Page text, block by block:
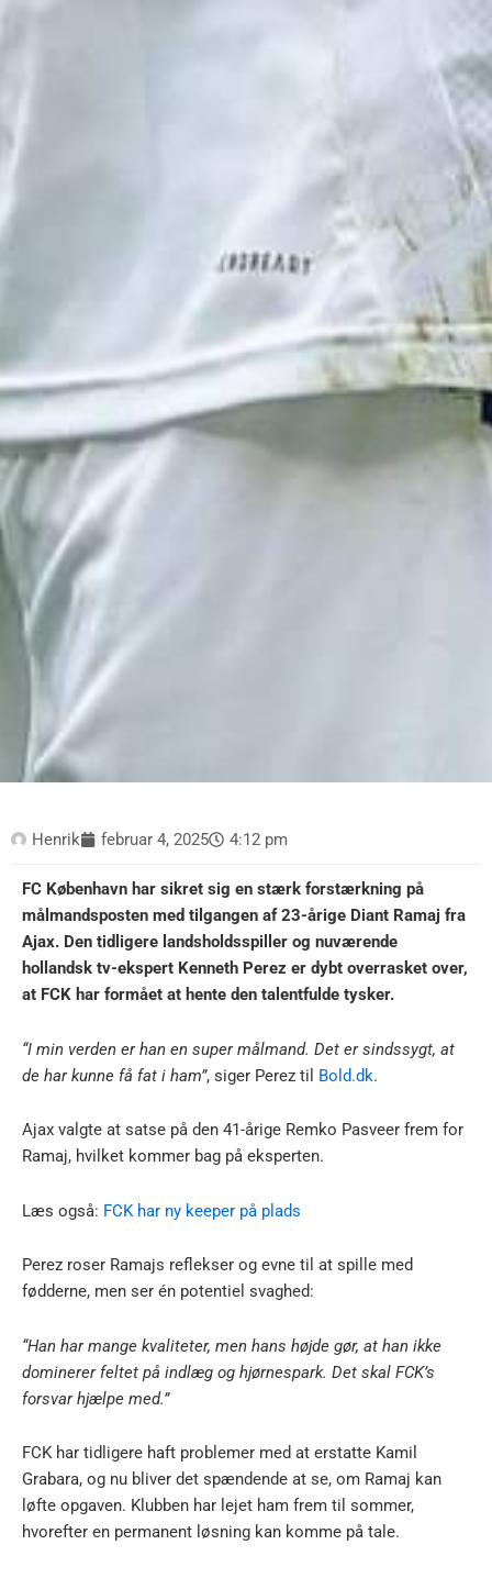
Henrik februar 4, 2025 4:12 pm
FC København har sikret sig en stærk forstærkning på
målmandsposten med tilgangen af 23-årige Diant Ramaj fra
Ajax. Den tidligere landsholdsspiller og nuværende
hollandsk tv-ekspert Kenneth Perez er dybt overrasket over,
at FCK har formået at hente den talentfulde tysker.
“I min verden er han en super målmand. Det er sindssygt, at
de har kunne få fat i ham”, siger Perez til Bold.dk.
Ajax valgte at satse på den 41-årige Remko Pasveer frem for
Ramaj, hvilket kommer bag på eksperten.
Læs også: FCK har ny keeper på plads
Perez roser Ramajs reflekser og evne til at spille med
fødderne, men ser én potentiel svaghed:
“Han har mange kvaliteter, men hans højde gør, at han ikke
dominerer feltet på indlæg og hjørnespark. Det skal FCK’s
forsvar hjælpe med.”
FCK har tidligere haft problemer med at erstatte Kamil
Grabara, og nu bliver det spændende at se, om Ramaj kan
løfte opgaven. Klubben har lejet ham frem til sommer,
hvorefter en permanent løsning kan komme på tale.